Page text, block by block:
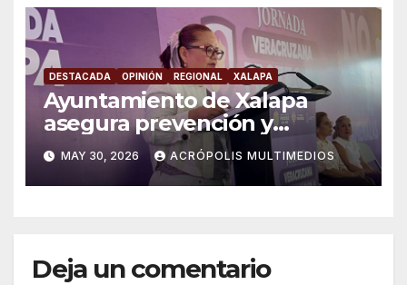
DESTACADA OPINIÓN REGIONAL XALAPA
Ayuntamiento de Xalapa
asegura prevención y
atención a violencia de
género
MAY 30, 2026 ACRÓPOLIS MULTIMEDIOS
Deja un comentario